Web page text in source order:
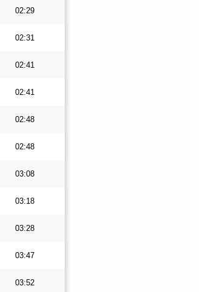
02:29
02:31
02:41
02:41
02:48
02:48
03:08
03:18
03:28
03:47
03:52